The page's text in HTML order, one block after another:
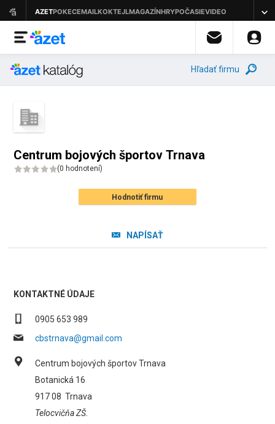
Hľadať firmu
Centrum bojových športov Trnava
(0 hodnotení)
Hodnotiť firmu
NAPÍSAŤ
KONTAKTNÉ ÚDAJE
0905 653 989
cbstrnava@gmail.com
Centrum bojových športov Trnava
Botanická 16
917 08 Trnava
Telocvičňa ZŠ.